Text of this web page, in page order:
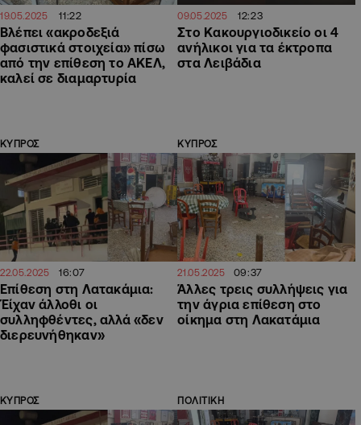
19.05.2025 11:22
Βλέπει «ακροδεξιά
φασιστικά στοιχεία» πίσω
από την επίθεση το ΑΚΕΛ,
καλεί σε διαμαρτυρία
09.05.2025 12:23
Στο Κακουργιοδικείο οι 4
ανήλικοι για τα έκτροπα
στα Λειβάδια
ΚΥΠΡΟΣ
22.05.2025 16:07
Επίθεση στη Λατακάμια:
Έίχαν άλλοθι οι
συλληφθέντες, αλλά «δεν
διερευνήθηκαν»
ΚΥΠΡΟΣ
21.05.2025 09:37
Άλλες τρεις συλλήψεις για
την άγρια επίθεση στο
οίκημα στη Λακατάμια
ΚΥΠΡΟΣ ΠΟΛΙΤΙΚΗ